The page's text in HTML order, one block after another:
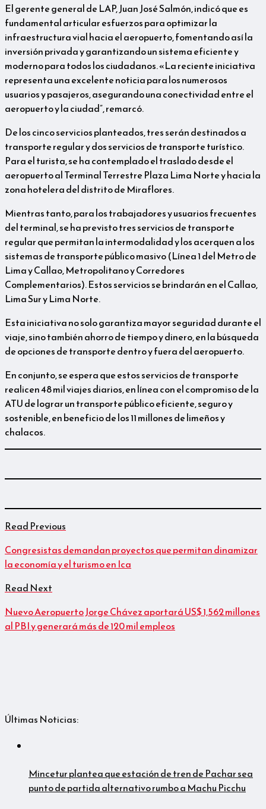
El gerente general de LAP, Juan José Salmón, indicó que es
fundamental articular esfuerzos para optimizar la
infraestructura vial hacia el aeropuerto, fomentando así la
inversión privada y garantizando un sistema eficiente y
moderno para todos los ciudadanos. «La reciente iniciativa
representa una excelente noticia para los numerosos
usuarios y pasajeros, asegurando una conectividad entre el
aeropuerto y la ciudad”, remarcó.
De los cinco servicios planteados, tres serán destinados a
transporte regular y dos servicios de transporte turístico.
Para el turista, se ha contemplado el traslado desde el
aeropuerto al Terminal Terrestre Plaza Lima Norte y hacia la
zona hotelera del distrito de Miraflores.
Mientras tanto, para los trabajadores y usuarios frecuentes
del terminal, se ha previsto tres servicios de transporte
regular que permitan la intermodalidad y los acerquen a los
sistemas de transporte público masivo (Línea 1 del Metro de
Lima y Callao, Metropolitano y Corredores
Complementarios). Estos servicios se brindarán en el Callao,
Lima Sur y Lima Norte.
Esta iniciativa no solo garantiza mayor seguridad durante el
viaje, sino también ahorro de tiempo y dinero, en la búsqueda
de opciones de transporte dentro y fuera del aeropuerto.
En conjunto, se espera que estos servicios de transporte
realicen 48 mil viajes diarios, en línea con el compromiso de la
ATU de lograr un transporte público eficiente, seguro y
sostenible, en beneficio de los 11 millones de limeños y
chalacos.
Read Previous
Congresistas demandan proyectos que permitan dinamizar
la economía y el turismo en Ica
Read Next
Nuevo Aeropuerto Jorge Chávez aportará US$ 1,562 millones
al PBI y generará más de 120 mil empleos
Últimas Noticias:
Mincetur plantea que estación de tren de Pachar sea
punto de partida alternativo rumbo a Machu Picchu